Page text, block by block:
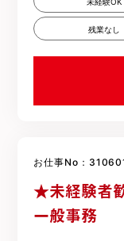
残業なし
お仕事No：
★未経験者
一般事務